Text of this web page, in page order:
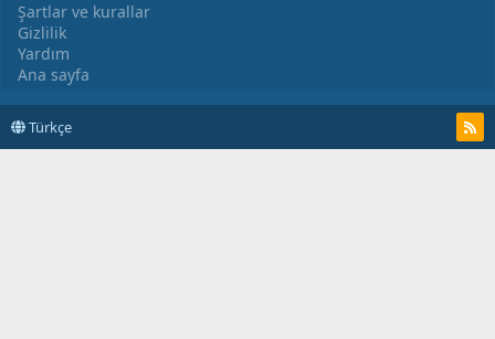
Şartlar ve kurallar
Gizlilik
Yardım
Ana sayfa
Türkçe